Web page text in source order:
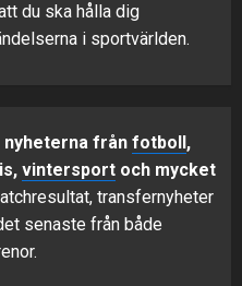
du ska hålla dig
i sportvärlden.
nyheterna från fotboll ,
vintersport och mycket
transfernyheter
senaste från både